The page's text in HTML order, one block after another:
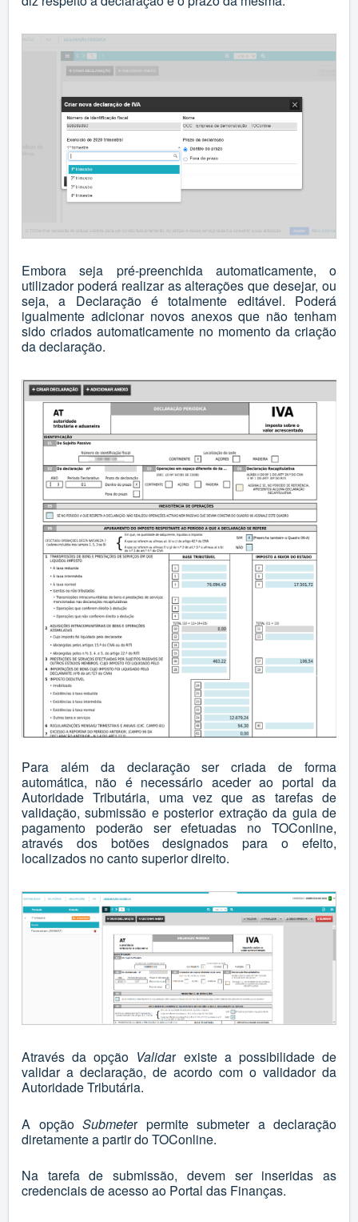
Embora seja pré-preenchida automaticamente, o
utilizador poderá realizar as alterações que desejar, ou
seja, a Declaração é totalmente editável. Poderá
igualmente adicionar novos anexos que não tenham
sido criados automaticamente no momento da criação
da declaração.
Para além da declaração ser criada de forma
automática, não é necessário aceder ao portal da
Autoridade Tributária, uma vez que as tarefas de
validação, submissão e posterior extração da guia de
pagamento poderão ser efetuadas no TOConline,
através dos botões designados para o efeito,
localizados no canto superior direito.
Através da opção Validar existe a possibilidade de
validar a declaração, de acordo com o validador da
Autoridade Tributária.
A opção Submeter permite submeter a declaração
diretamente a partir do TOConline.
Na tarefa de submissão, devem ser inseridas as
credenciais de acesso ao Portal das Finanças.